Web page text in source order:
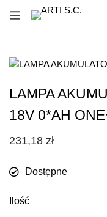
LAMPA
18V 0*AH
231,18 zł
Dostępne
Ilość